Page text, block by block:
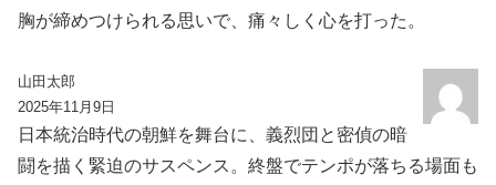
胸が締めつけられる思いで、痛々しく心を打った。
山田太郎
2025年11月9日
日本統治時代の朝鮮を舞台に、義烈団と密偵の暗
闘を描く緊迫のサスペンス。終盤でテンポが落ちる場面も